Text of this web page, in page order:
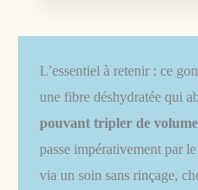
L’essentiel à retenir : ce
une fibre déshydratée qui
pouvant tripler de volume
passe impérativement par le
via un soin sans rinçage,